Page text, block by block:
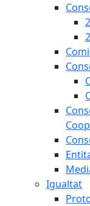
Igualtat